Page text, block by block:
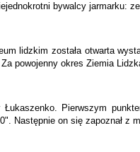
bywalcy jarmarku:
lidzkim została otwarta
powojenny okres Ziemia
Pierwszym
Następnie on się zapoznał